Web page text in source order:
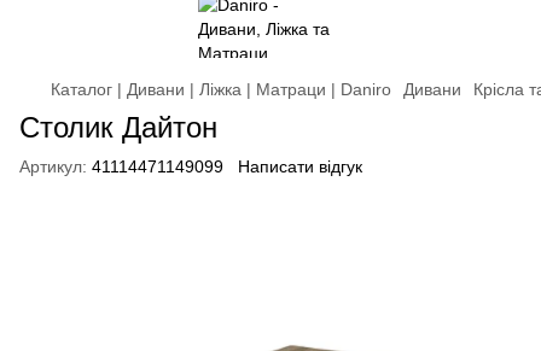
Каталог | Дивани | Ліжка | Матраци | Daniro Дивани Крісла
Столик Дайтон
Артикул: 41114471149099 Написати відгук